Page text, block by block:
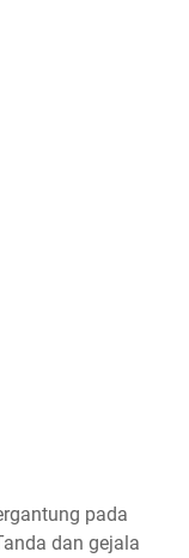
pada
dan gejala